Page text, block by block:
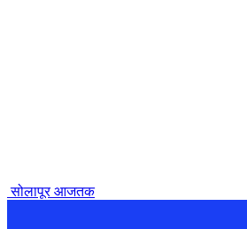
सोलापूर आजतक